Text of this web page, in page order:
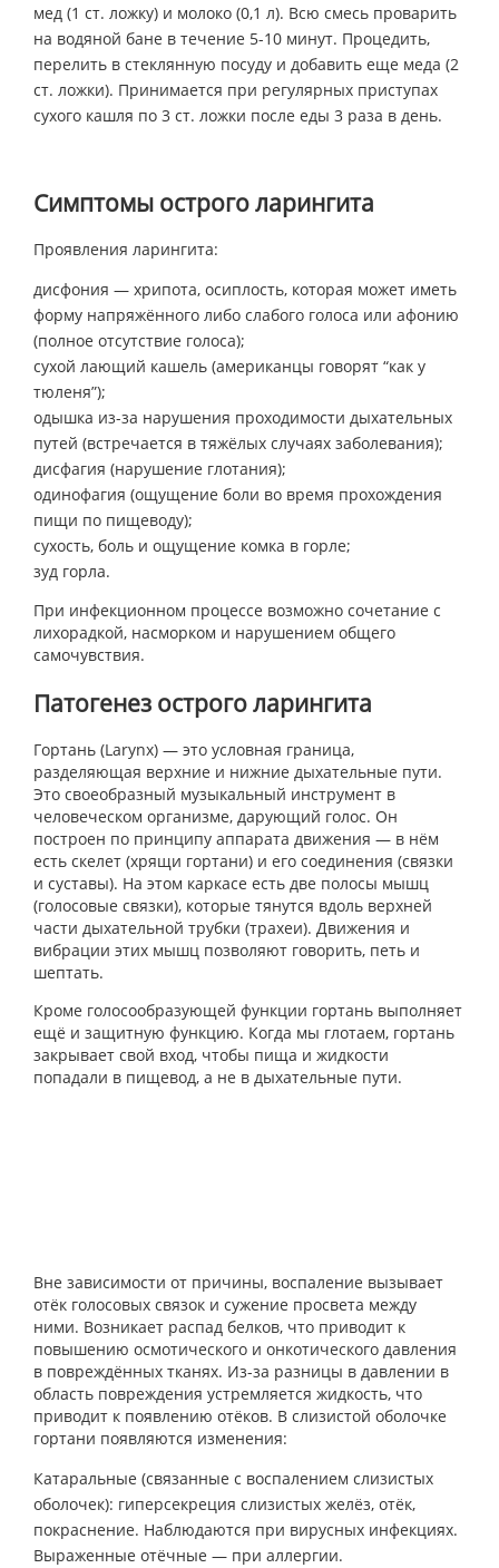
мед (1 ст. ложку) и молоко (0,1 л). Всю смесь проварить
на водяной бане в течение 5-10 минут. Процедить,
перелить в стеклянную посуду и добавить еще меда (2
ст. ложки). Принимается при регулярных приступах
сухого кашля по 3 ст. ложки после еды 3 раза в день.
Симптомы острого ларингита
Проявления ларингита:
дисфония — хрипота, осиплость, которая может иметь
форму напряжённого либо слабого голоса или афонию
(полное отсутствие голоса);
сухой лающий кашель (американцы говорят “как у
тюленя”);
одышка из-за нарушения проходимости дыхательных
путей (встречается в тяжёлых случаях заболевания);
дисфагия (нарушение глотания);
одинофагия (ощущение боли во время прохождения
пищи по пищеводу);
сухость, боль и ощущение комка в горле;
зуд горла.
При инфекционном процессе возможно сочетание с
лихорадкой, насморком и нарушением общего
самочувствия.
Патогенез острого ларингита
Гортань (Larynx) — это условная граница,
разделяющая верхние и нижние дыхательные пути.
Это своеобразный музыкальный инструмент в
человеческом организме, дарующий голос. Он
построен по принципу аппарата движения — в нём
есть скелет (хрящи гортани) и его соединения (связки
и суставы). На этом каркасе есть две полосы мышц
(голосовые связки), которые тянутся вдоль верхней
части дыхательной трубки (трахеи). Движения и
вибрации этих мышц позволяют говорить, петь и
шептать.
Кроме голосообразующей функции гортань выполняет
ещё и защитную функцию. Когда мы глотаем, гортань
закрывает свой вход, чтобы пища и жидкости
попадали в пищевод, а не в дыхательные пути.
Вне зависимости от причины, воспаление вызывает
отёк голосовых связок и сужение просвета между
ними. Возникает распад белков, что приводит к
повышению осмотического и онкотического давления
в повреждённых тканях. Из-за разницы в давлении в
область повреждения устремляется жидкость, что
приводит к появлению отёков. В слизистой оболочке
гортани появляются изменения:
Катаральные (связанные с воспалением слизистых
оболочек): гиперсекреция слизистых желёз, отёк,
покраснение. Наблюдаются при вирусных инфекциях.
Выраженные отёчные — при аллергии.